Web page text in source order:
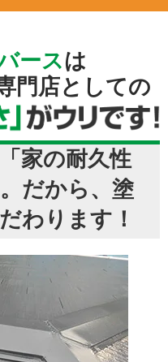
ースは
門店としての
家の耐久性
だから、塗
わります！